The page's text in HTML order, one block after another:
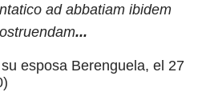
ad abbatiam ibidem
...
esposa Berenguela, el 27